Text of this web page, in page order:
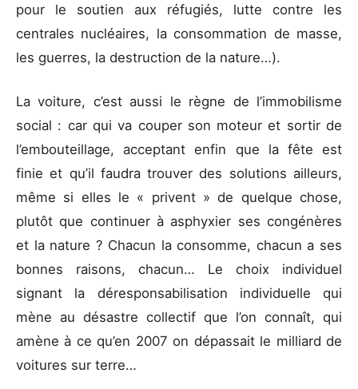
pour le soutien aux réfugiés, lutte contre les
centrales nucléaires, la consommation de masse,
les guerres, la destruction de la nature…).
La voiture, c’est aussi le règne de l’immobilisme
social : car qui va couper son moteur et sortir de
l’embouteillage, acceptant enfin que la fête est
finie et qu’il faudra trouver des solutions ailleurs,
même si elles le « privent » de quelque chose,
plutôt que continuer à asphyxier ses congénères
et la nature ? Chacun la consomme, chacun a ses
bonnes raisons, chacun… Le choix individuel
signant la déresponsabilisation individuelle qui
mène au désastre collectif que l’on connaît, qui
amène à ce qu’en 2007 on dépassait le milliard de
voitures sur terre…